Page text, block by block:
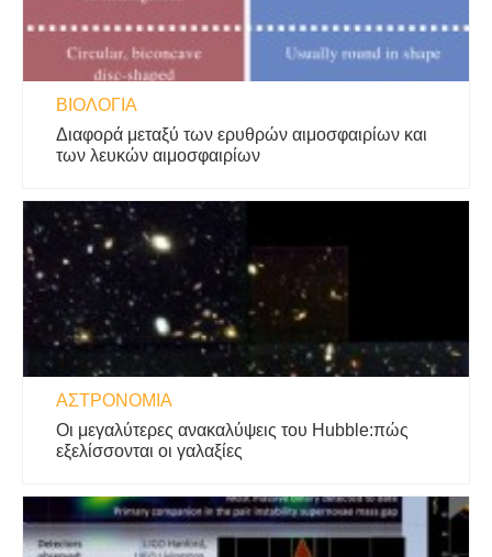
ΒΙΟΛΟΓΊΑ
Διαφορά μεταξύ των ερυθρών αιμοσφαιρίων και
των λευκών αιμοσφαιρίων
ΑΣΤΡΟΝΟΜΊΑ
Οι μεγαλύτερες ανακαλύψεις του Hubble:πώς
εξελίσσονται οι γαλαξίες